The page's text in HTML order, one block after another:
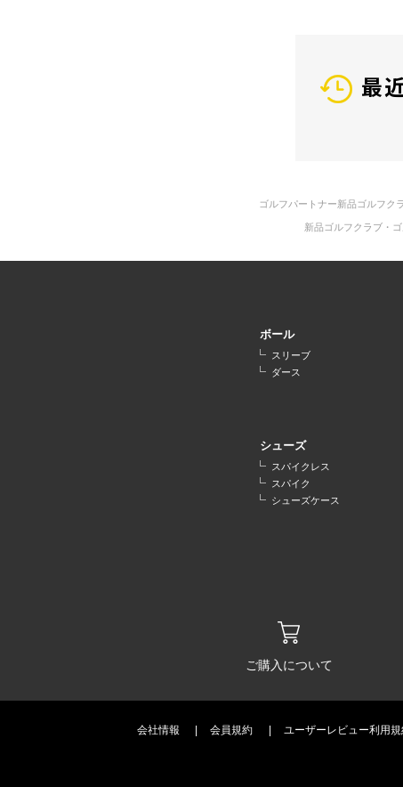
最
ゴルフパートナー新品ゴルフク
新品ゴルフクラブ・
ボール
スリーブ
ダース
シューズ
スパイクレス
スパイク
シューズケース
ご購入について
会社情報 会員規約 ユーザーレビュー利用